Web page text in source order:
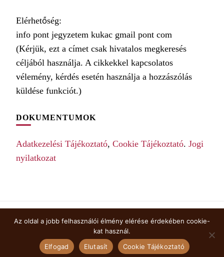
Elérhetőség:
info pont jegyzetem kukac gmail pont com
(Kérjük, ezt a címet csak hivatalos megkeresés
céljából használja. A cikkekkel kapcsolatos
vélemény, kérdés esetén használja a hozzászólás
küldése funkciót.)
DOKUMENTUMOK
Adatkezelési Tájékoztató, Cookie Tájékoztató. Jogi
nyilatkozat
© Copyright 2026jegyzetem. Minden jog fenntartva.
COOKIE TÁJÉKOZTATÓ
Az oldal a jobb felhasználói élmény elérése érdekében cookie-
kat használ.
Elfogad
Elutasít Cookie Tájékoztató